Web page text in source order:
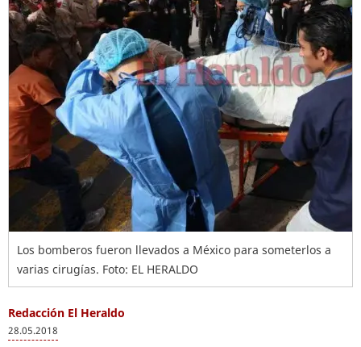
Los bomberos fueron llevados a México para someterlos a
varias cirugías. Foto: EL HERALDO
Redacción El Heraldo
28.05.2018